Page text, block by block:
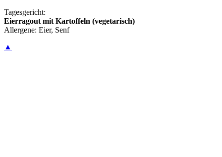
Tagesgericht:
Eierragout mit Kartoffeln (vegetarisch)
Allergene: Eier, Senf
▲